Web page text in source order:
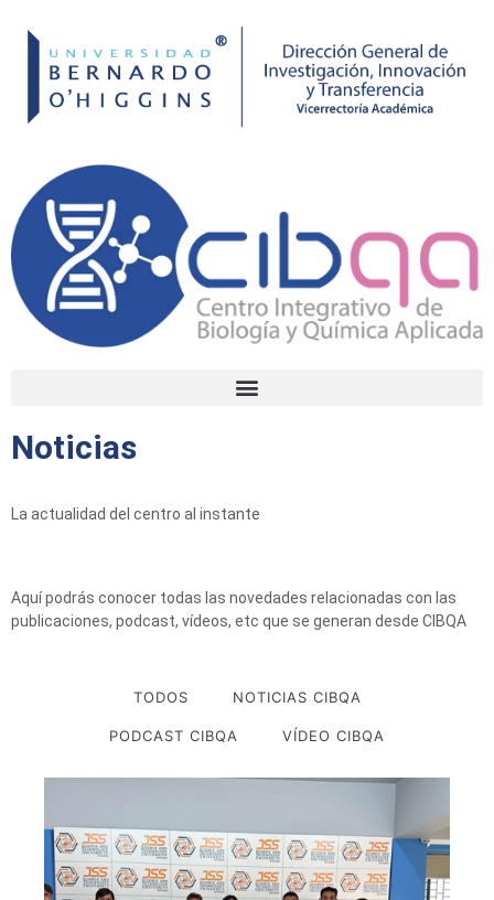
Noticias
La actualidad del centro al instante
Aquí podrás conocer todas las novedades relacionadas con las
publicaciones, podcast, vídeos, etc que se generan desde CIBQA
TODOS NOTICIAS CIBQA
PODCAST CIBQA VÍDEO CIBQA